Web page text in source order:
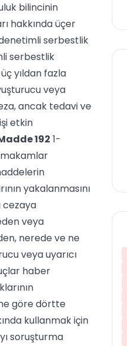
bilincinin
hakkında üçer
serbestlik
serbestlik
yıldan fazla
veya
ancak tedavi ve
etkin
192 1-
makamlar
yakalanmasını
cezaya
veya
nerede ve ne
veya uyarıcı
haber
göre dörtte
kullanmak için
soruşturma